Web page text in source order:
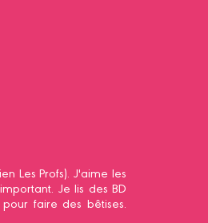
Les Profs). J'aime les
Je lis des BD
faire des bêtises.